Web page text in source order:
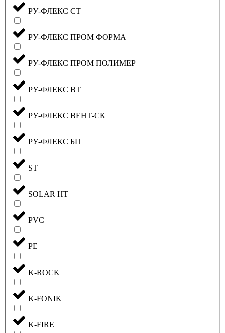
РУ-ФЛЕКС СТ
РУ-ФЛЕКС ПРОМ ФОРМА
РУ-ФЛЕКС ПРОМ ПОЛИМЕР
РУ-ФЛЕКС ВТ
РУ-ФЛЕКС ВЕНТ-СК
РУ-ФЛЕКС БП
ST
SOLAR HT
PVC
PE
K-ROCK
K-FONIK
K-FIRE